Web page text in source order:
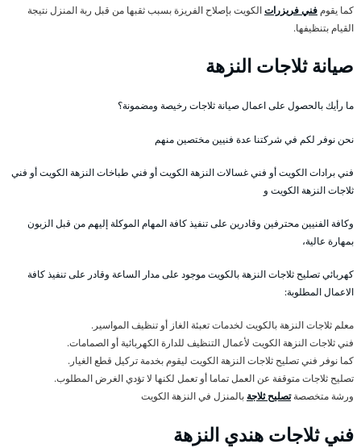
كما يقوم فني فريزراتالكويت بإصلاح الفريزة بسبب ثقبها من قبل ربة المنزل نتيجة
القيام بتنظيفها.
صيانة ثلاجات النزهة
ما رأيك بالحصول على اعمال صيانة ثلاجات رخيصة ومضمونة؟
نحن نوفر لكم في شركتنا عدة فنيين مختصين منهم
فني برادات الكويت أو فني غسالات النزهة الكويت أو فني طباخات النزهة الكويت أو فني
ثلاجات النزهة الكويت و
وكافة الفنيين محترفين وقادرين على تنفيذ كافة المهام الموكلة إليهم من قبل الزبون
بمهارة عالية،
كهربائي تصليح ثلاجات النزهة بالكويت موجود على مدار الساعة وقادر على تنفيذ كافة
الاعمال المطلوبة:
معلم ثلاجات النزهة بالكويت لخدمات تعبئة الغاز أو تنظيف المواسير.
فني ثلاجات النزهة الكويت لأعمال التنظيف للدارة الكهربائية أو الصمامات.
كما نوفر فني تصليح ثلاجات النزهة الكويت ليقوم بخدمة تركيل قطع الغيار.
تصليح ثلاجات متوقفة عن العمل تماما أو تعمل لكنها لا تؤدي الغرض المطلوب.
ورشة متخصصةتصليح ثلاجة بالمنزل في النزهة الكويت
فني ثلاجات هندي النزهة